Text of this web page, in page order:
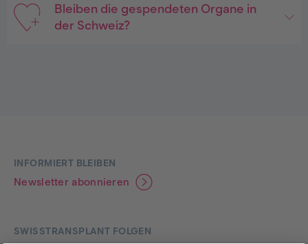
Bleiben die gespendeten Organe in
der Schweiz?
Footer
INFORMIERT BLEIBEN
Newsletter abonnieren
SWISSTRANSPLANT FOLGEN